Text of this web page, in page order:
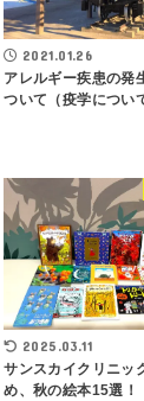
2021.01.26
アレルギー疾患の発
ついて（疫学につい
2025.03.11
サンスカイクリニッ
め、秋の絵本15選！